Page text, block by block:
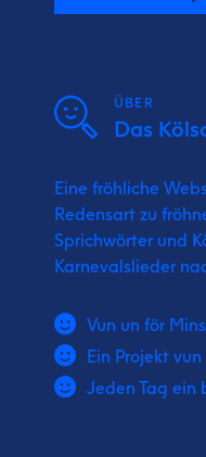
ÜBER
Das
Eine fröhliche
Redensart zu
Sprichwörter und
Karnevalslieder
Vun un för
Ein Projekt
Jeden Tag ein